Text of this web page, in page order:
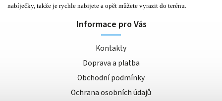
nabíječky, takže je rychle nabijete a opět můžete vyrazit do terénu.
Informace pro Vás
Kontakty
Doprava a platba
Obchodní podmínky
Ochrana osobních údajů